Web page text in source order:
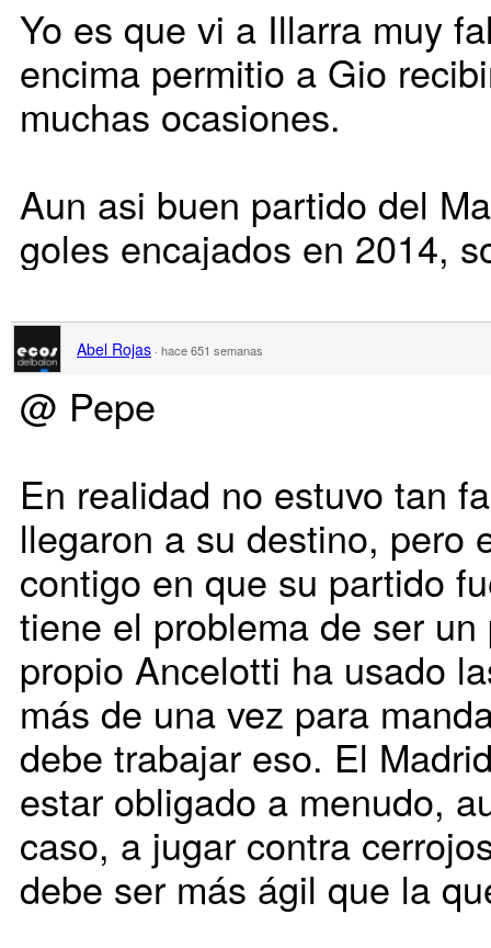
Yo es que vi a Illarra muy
encima permitio a Gio
muchas ocasiones.
Aun asi buen partido del
goles encajados en 2014,
Abel Rojas · hace 651 semanas
@ Pepe
En realidad no estuvo tan
llegaron a su destino, pero
contigo en que su partido
tiene el problema de ser
propio Ancelotti ha usado
más de una vez para
debe trabajar eso. El
estar obligado a menudo,
caso, a jugar contra
debe ser más ágil que la